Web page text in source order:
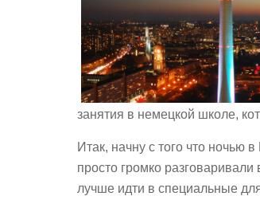
занятия в немецкой школе,
Итак, начну с того что ночью
просто громко
лучше идти в специальные